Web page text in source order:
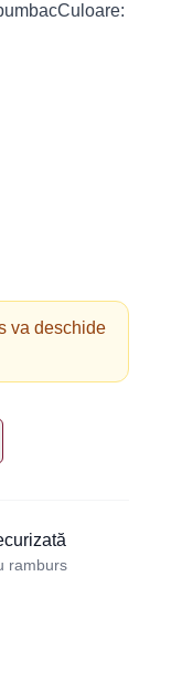
va deschide
ramburs